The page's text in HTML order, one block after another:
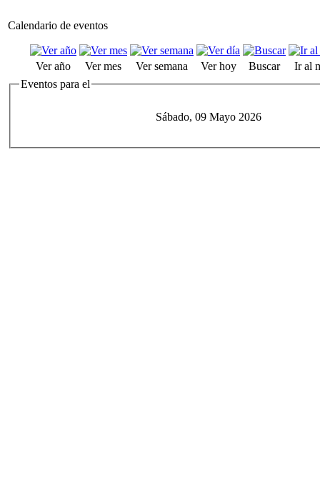
Calendario de eventos
Ver año Ver mes Ver semana Ver hoy Buscar
Ir al
Eventos para el
Sábado, 09 Mayo 2026